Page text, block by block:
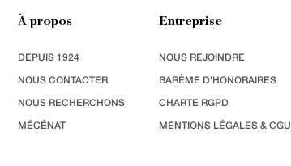
À propos
DEPUIS 1924
NOUS CONTACTER
NOUS RECHERCHONS
MÉCÉNAT
Entreprise
NOUS REJOINDRE
BARÈME D'HONORAIRES
CHARTE RGPD
MENTIONS LÉGALES & CGU